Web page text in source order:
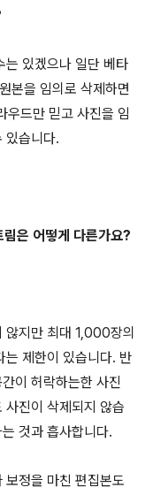
는 있겠으나 일단 베타
본을 임의로 삭제하면
우드만 믿고 사진을 임
있습니다.
은 어떻게 다른가요?
않지만 최대 1,000장의
는 제한이 있습니다. 반
이 허락하는한 사진
사진이 삭제되지 않습
것과 흡사합니다.
보정을 마친 편집본도